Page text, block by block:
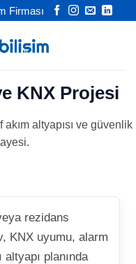
Firması
KNX Projesi
akım altyapısı ve güvenlik
rezidans
KNX uyumu, alarm
planında